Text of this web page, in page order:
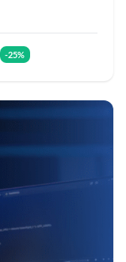
-25%